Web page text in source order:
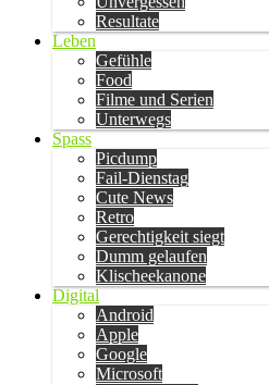
Resultate
Leben
Gefühle
Food
Filme und Serien
Unterwegs
Spass
Picdump
Fail-Dienstag
Cute News
Retro
Gerechtigkeit siegt
Dumm gelaufen
Klischeekanone
Digital
Android
Apple
Google
Microsoft